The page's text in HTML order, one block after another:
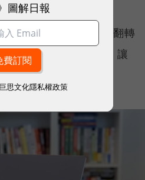
解方。它結合了微軟
端 AI 運算、2-in-1 翻轉
器與全天候續航力，讓
作流程。
圖解日報
巨思文化隱私權政策